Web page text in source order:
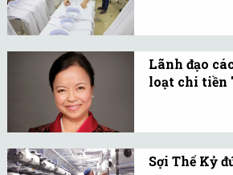
mạnh. Từ
ngành có
vọng
Lãnh đạo
loạt chi tiền
doanh
chi hàng
Sợi Thế Kỷ